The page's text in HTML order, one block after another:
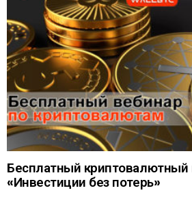
Бесплатный криптовалютный
«Инвестиции без потерь»